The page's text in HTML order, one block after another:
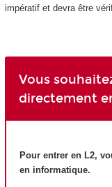
impératif et devra être
Vous
directement
Pour entrer en L2,
en informatique.